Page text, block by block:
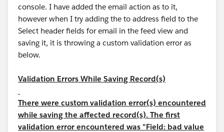
console. I have added the email action as to it,
however when I try adding the to address field to the
Select header fields for email in the feed view and
saving it, it is throwing a custom validation error as
below.
Validation Errors While Saving Record(s)
There were custom validation error(s) encountered
while saving the affected record(s). The first
validation error encountered was "Field: bad value